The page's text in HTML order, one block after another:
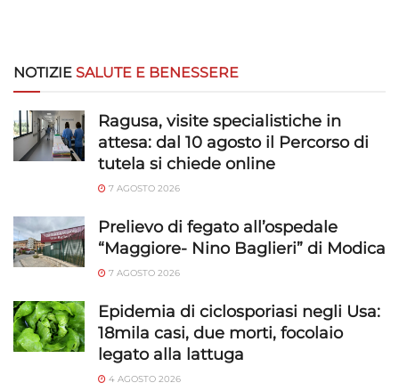
NOTIZIE SALUTE E BENESSERE
Ragusa, visite specialistiche in
attesa: dal 10 agosto il Percorso di
tutela si chiede online
7 AGOSTO 2026
Prelievo di fegato all’ospedale
“Maggiore- Nino Baglieri” di Modica
7 AGOSTO 2026
Epidemia di ciclosporiasi negli Usa:
18mila casi, due morti, focolaio
legato alla lattuga
4 AGOSTO 2026